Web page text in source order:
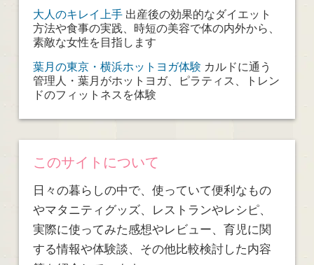
大人のキレイ上手出産後の効果的なダイエット
方法や食事の実践、時短の美容で体の内外から、
素敵な女性を目指します
葉月の東京・横浜ホットヨガ体験 カルドに通う
管理人・葉月がホットヨガ、ピラティス、トレン
ドのフィットネスを体験
このサイトについて
日々の暮らしの中で、使っていて便利なもの
やマタニティグッズ、レストランやレシピ、
実際に使ってみた感想やレビュー、育児に関
する情報や体験談、その他比較検討した内容